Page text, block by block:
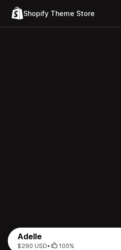
Shopify Theme Store
Adelle
$290 USD• 100%